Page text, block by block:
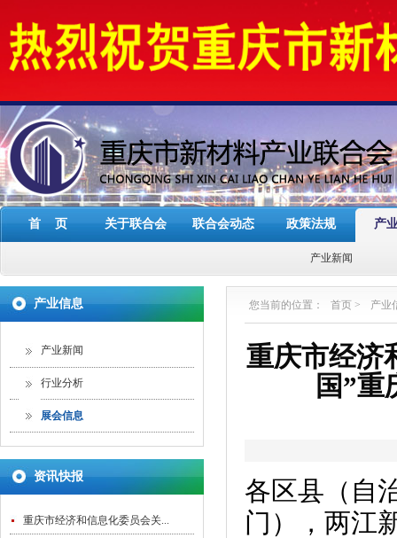
首 页 关于联合会 联合会动态 政策法规 产
产业新闻
产业信息
产业新闻
行业分析
展会信息
资讯快报
重庆市经济和信息化委员会关...
您当前的位置： 首页 > 产业
重庆市经济
国”重
各区县（自
门），两江